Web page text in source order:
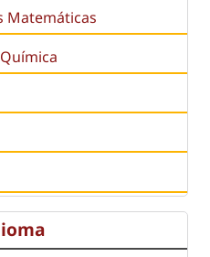
Matemáticas